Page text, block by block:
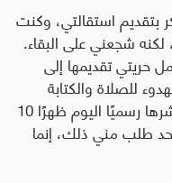
عندما بلغت سن 75، افكر بتقديم استقالتي، وكنت
لكنه شجعني على البقاء.
صباحًا 9 آذار 2026، بكامل حريتي تقديمها إلى
للصلاة والكتابة
والخدمة البسيطة، فقبلها، وطلبتُ نشرها رسميًا اليوم ظهرًا 10
أحد طلب مني ذلك، إنما